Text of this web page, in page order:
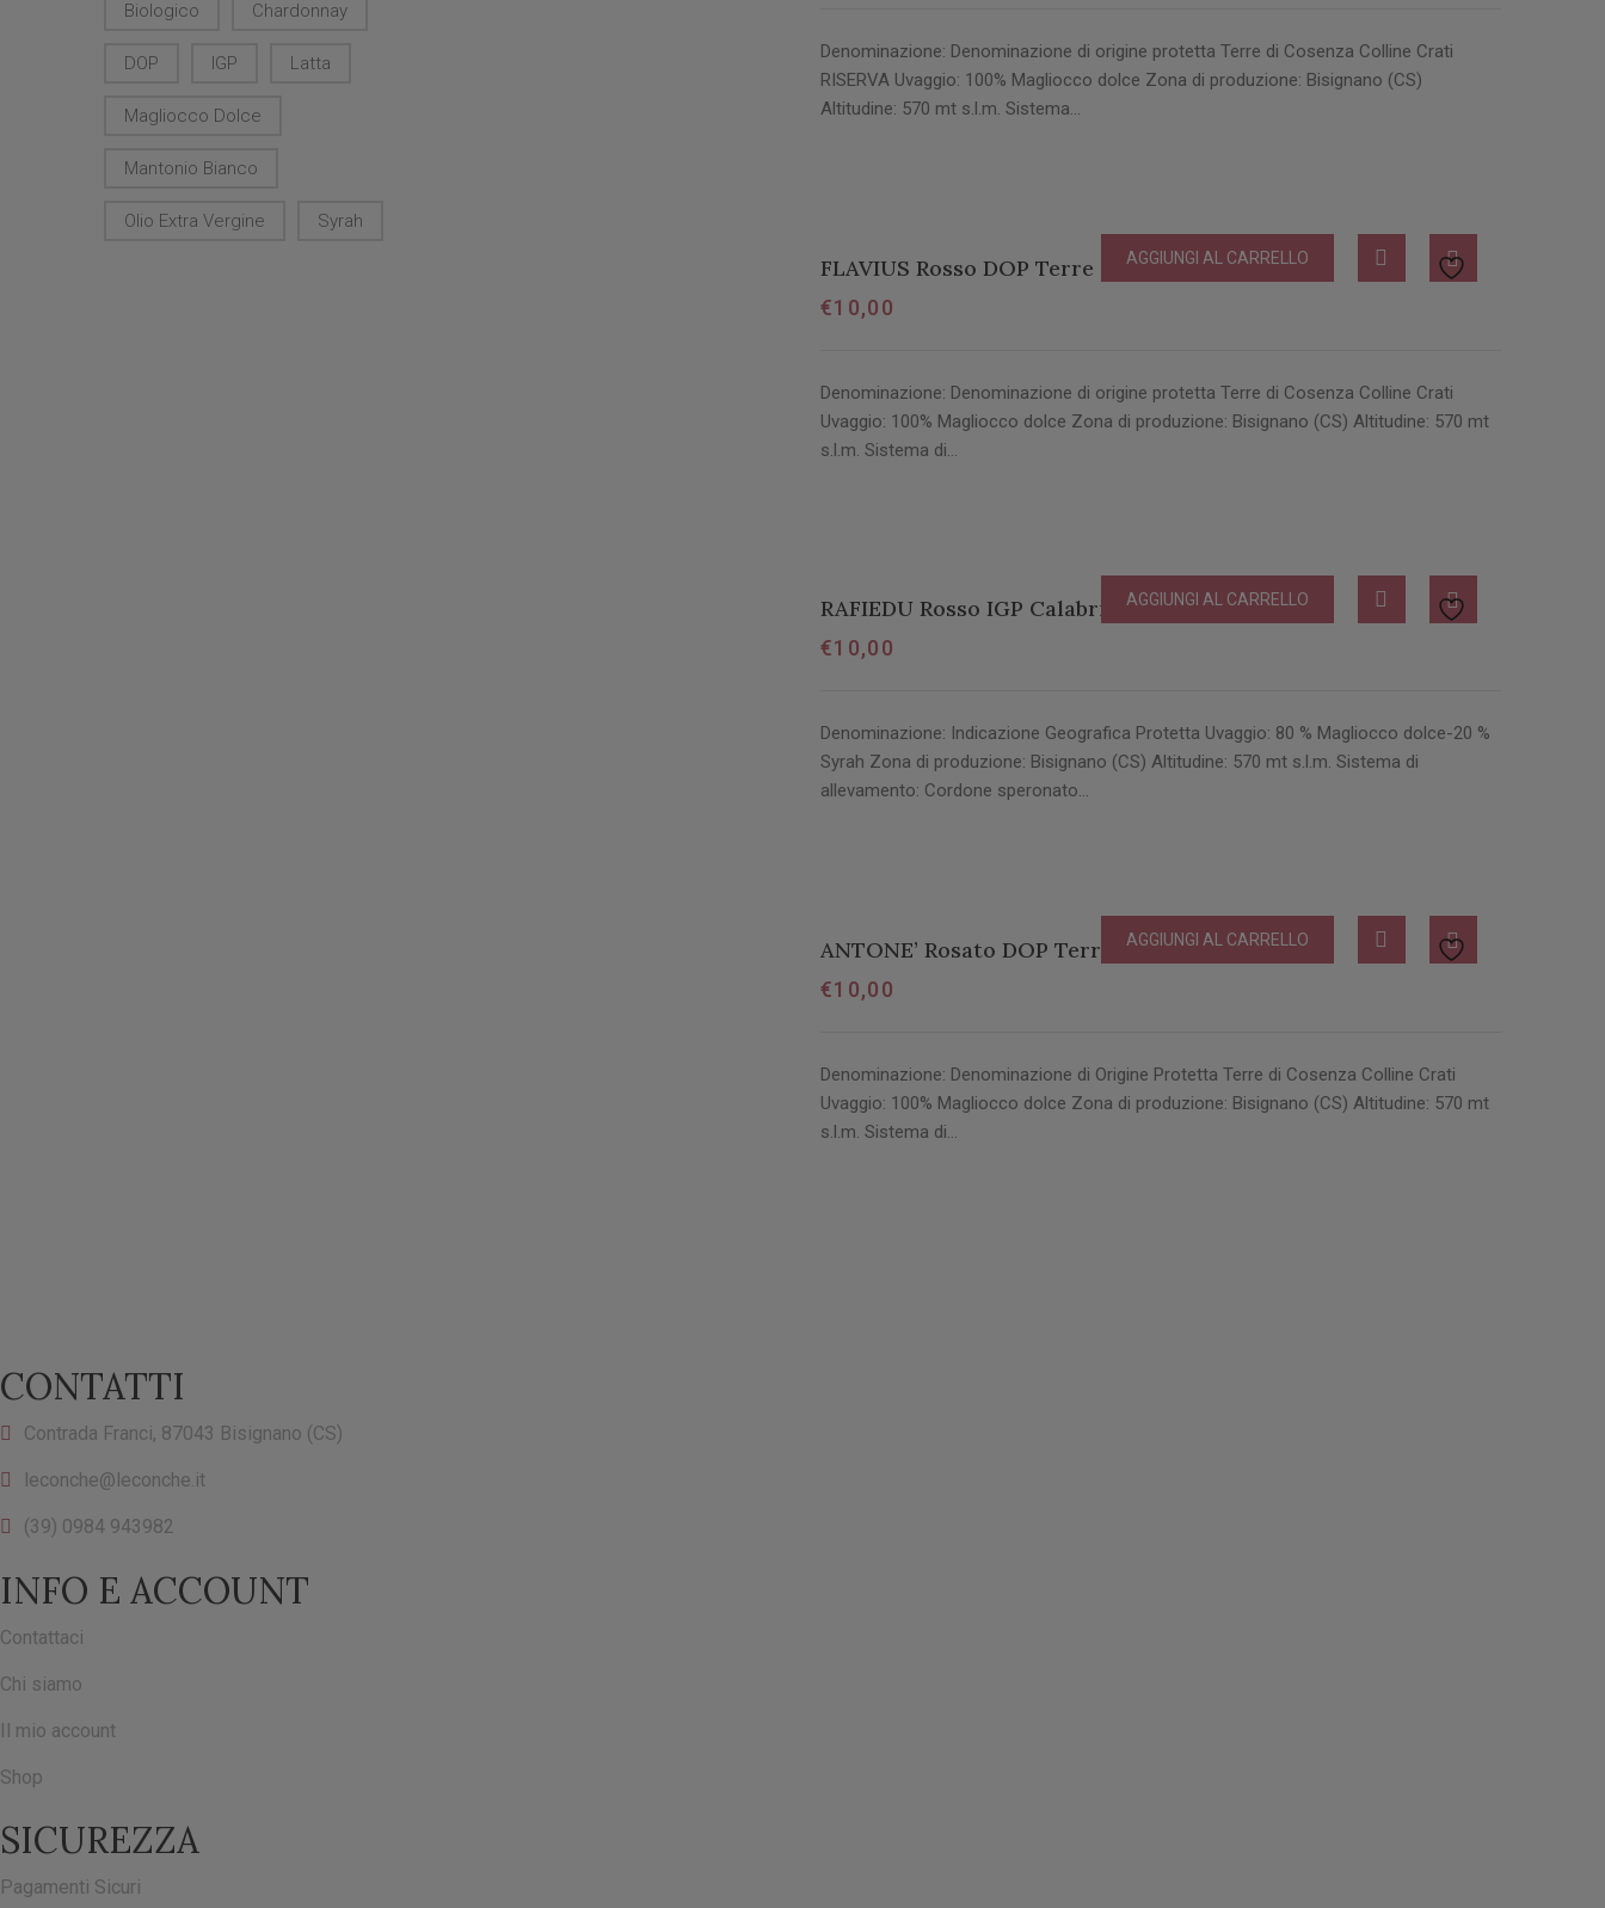
Biologico Chardonnay
DOP IGP Latta
Magliocco Dolce
Mantonio Bianco
Olio Extra Vergine Syrah
Denominazione: Denominazione di origine protetta Terre di Cosenza Colline Crati
RISERVA Uvaggio: 100% Magliocco dolce Zona di produzione: Bisignano (CS)
Altitudine: 570 mt s.l.m. Sistema…
FLAVIUS Rosso DOP Terre di Cosenza
€10,00
AGGIUNGI AL CARRELLO
Denominazione: Denominazione di origine protetta Terre di Cosenza Colline Crati
Uvaggio: 100% Magliocco dolce Zona di produzione: Bisignano (CS) Altitudine: 570 mt
s.l.m. Sistema di…
RAFIEDU Rosso IGP Calabria
€10,00
AGGIUNGI AL CARRELLO
Denominazione: Indicazione Geografica Protetta Uvaggio: 80 % Magliocco dolce-20 %
Syrah Zona di produzione: Bisignano (CS) Altitudine: 570 mt s.l.m. Sistema di
allevamento: Cordone speronato…
ANTONE’ Rosato DOP Terre di Cosenza
€10,00
AGGIUNGI AL CARRELLO
Denominazione: Denominazione di Origine Protetta Terre di Cosenza Colline Crati
Uvaggio: 100% Magliocco dolce Zona di produzione: Bisignano (CS) Altitudine: 570 mt
s.l.m. Sistema di…
CONTATTI
Contrada Franci, 87043 Bisignano (CS)
leconche@leconche.it
(39) 0984 943982
INFO E ACCOUNT
Contattaci
Chi siamo
Il mio account
Shop
SICUREZZA
Pagamenti Sicuri